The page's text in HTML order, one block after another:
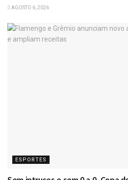
AGOSTO 6, 2026
ESPORTES